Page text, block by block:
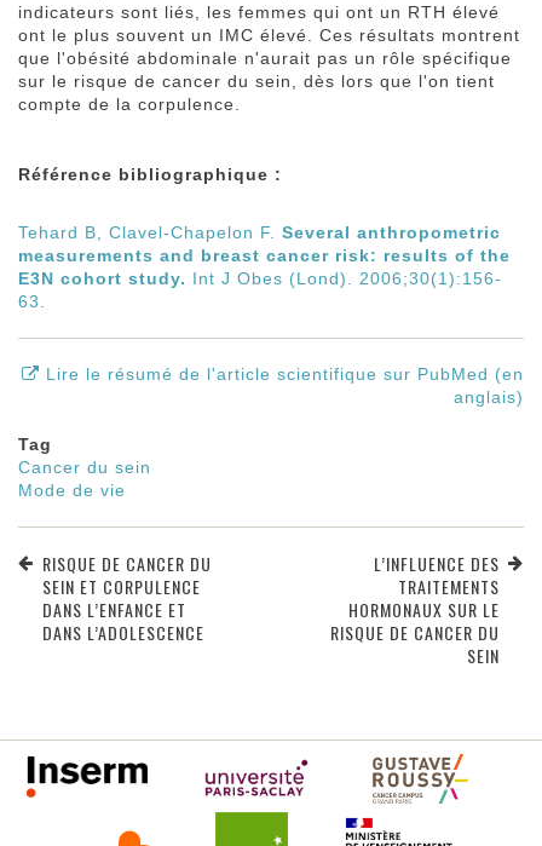
indicateurs sont liés, les femmes qui ont un RTH élevé
ont le plus souvent un IMC élevé. Ces résultats montrent
que l'obésité abdominale n'aurait pas un rôle spécifique
sur le risque de cancer du sein, dès lors que l'on tient
compte de la corpulence.
Référence bibliographique :
Tehard B, Clavel-Chapelon F. Several anthropometric
measurements and breast cancer risk: results of the
E3N cohort study. Int J Obes (Lond). 2006;30(1):156-
63.
Lire le résumé de l'article scientifique sur PubMed (en
anglais)
Tag
Cancer du sein
Mode de vie
RISQUE DE CANCER DU
SEIN ET CORPULENCE
DANS L’ENFANCE ET
DANS L’ADOLESCENCE
L’INFLUENCE DES
TRAITEMENTS
HORMONAUX SUR LE
RISQUE DE CANCER DU
SEIN